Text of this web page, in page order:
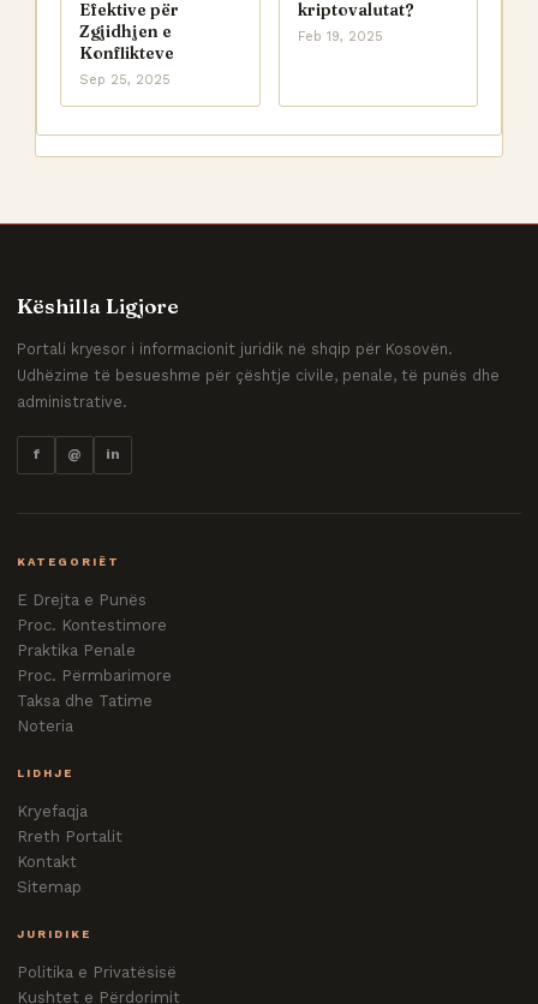
Efektive për
Zgjidhjen e
Konflikteve
Sep 25, 2025
kriptovalutat?
Feb 19, 2025
Këshilla Ligjore
Portali kryesor i informacionit juridik në shqip për Kosovën.
Udhëzime të besueshme për çështje civile, penale, të punës dhe
administrative.
f @ in
KATEGORIËT
E Drejta e Punës
Proc. Kontestimore
Praktika Penale
Proc. Përmbarimore
Taksa dhe Tatime
Noteria
LIDHJE
Kryefaqja
Rreth Portalit
Kontakt
Sitemap
JURIDIKE
Politika e Privatësisë
Kushtet e Përdorimit